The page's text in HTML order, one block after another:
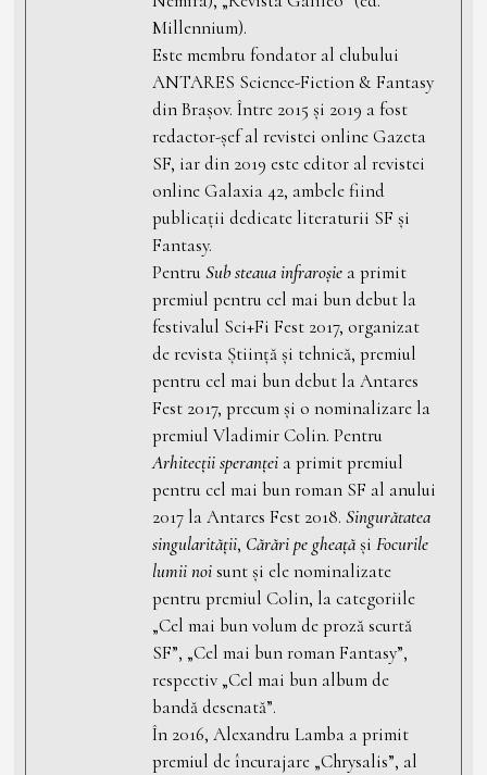
Millennium).
Este membru fondator al clubului
ANTARES Science-Fiction & Fantasy
din Brașov. Între 2015 și 2019 a fost
redactor-șef al revistei online Gazeta
SF, iar din 2019 este editor al revistei
online Galaxia 42, ambele fiind
publicații dedicate literaturii SF și
Fantasy.
Pentru Sub steaua infraroșiea primit
premiul pentru cel mai bun debut la
festivalul Sci+Fi Fest 2017, organizat
de revista Știință și tehnică, premiul
pentru cel mai bun debut la Antares
Fest 2017, precum și o nominalizare la
premiul Vladimir Colin. Pentru
Arhitecții speranțeia primit premiul
pentru cel mai bun roman SF al anului
2017 la Antares Fest 2018. Singurătatea
singularității, Cărări pe gheațăși Focurile
lumii noisunt și ele nominalizate
pentru premiul Colin, la categoriile
„Cel mai bun volum de proză scurtă
SF”, „Cel mai bun roman Fantasy”,
respectiv „Cel mai bun album de
bandă desenată”.
În 2016, Alexandru Lamba a primit
premiul de încurajare „Chrysalis”, al